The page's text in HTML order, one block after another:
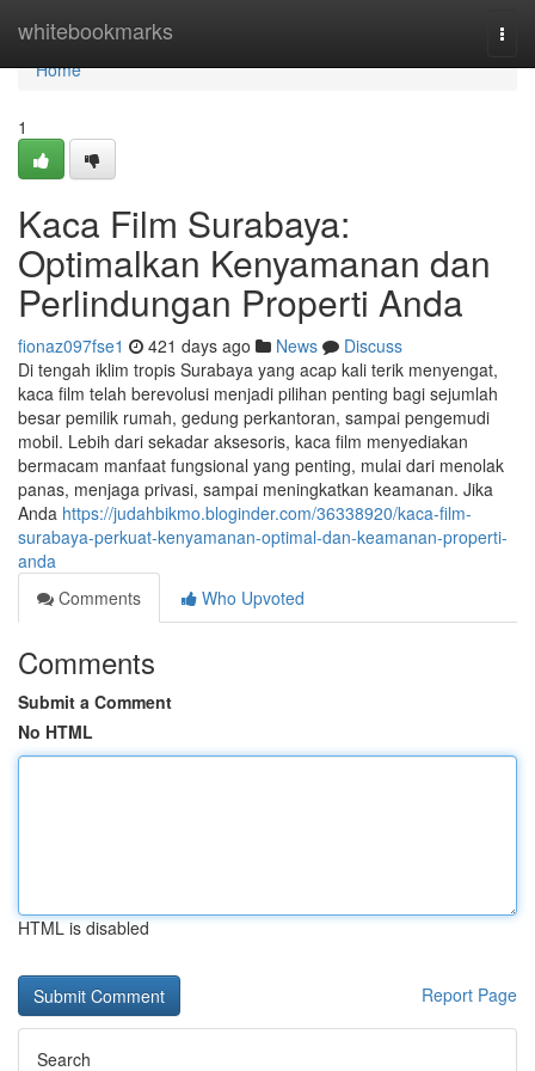
whitebookmarks
Home
Home
1
Kaca Film Surabaya:
Optimalkan Kenyamanan dan
Perlindungan Properti Anda
fionaz097fse1 421 days ago News
Discuss
Di tengah iklim tropis Surabaya yang acap kali terik menyengat,
kaca film telah berevolusi menjadi pilihan penting bagi sejumlah
besar pemilik rumah, gedung perkantoran, sampai pengemudi
mobil. Lebih dari sekadar aksesoris, kaca film menyediakan
bermacam manfaat fungsional yang penting, mulai dari menolak
panas, menjaga privasi, sampai meningkatkan keamanan. Jika
Anda https://judahbikmo.bloginder.com/36338920/kaca-film-
surabaya-perkuat-kenyamanan-optimal-dan-keamanan-properti-
anda
Comments
Who Upvoted
Comments
Submit a Comment
No HTML
HTML is disabled
Report Page
Search